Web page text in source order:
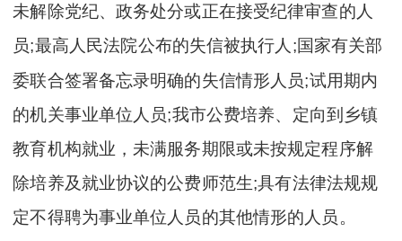
未解除党纪、政务处分或正在接受纪律审查的人
员;最高人民法院公布的失信被执行人;国家有关部
委联合签署备忘录明确的失信情形人员;试用期内
的机关事业单位人员;我市公费培养、定向到乡镇
教育机构就业，未满服务期限或未按规定程序解
除培养及就业协议的公费师范生;具有法律法规规
定不得聘为事业单位人员的其他情形的人员。